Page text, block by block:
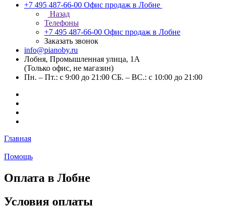
+7 495 487-66-00 Офис продаж в Лобне
Назад
Телефоны
+7 495 487-66-00 Офис продаж в Лобне
Заказать звонок
info@pianoby.ru
Лобня, Промышленная улица, 1А
(Только офис, не магазин)
Пн. – Пт.: с 9:00 до 21:00 СБ. – ВС.: с 10:00 до 21:00
Главная
Помощь
Оплата в Лобне
Условия оплаты